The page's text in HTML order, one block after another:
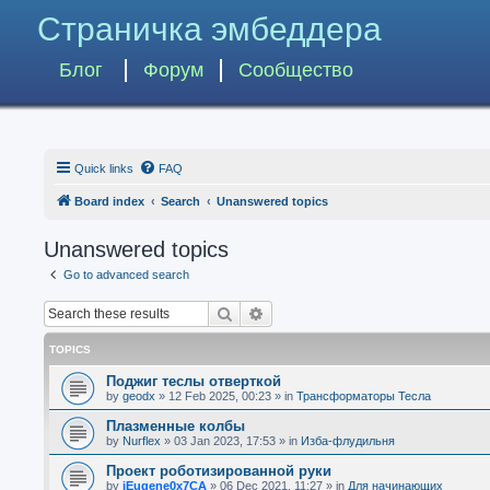
Страничка эмбеддера
Блог Форум Сообщество
Quick links FAQ
Board index Search Unanswered topics
Unanswered topics
Go to advanced search
Search
TOPICS
Поджиг теслы отверткой
by geodx » 12 Feb 2025, 00:23 » in Трансформаторы Тесла
Плазменные колбы
by Nurflex » 03 Jan 2023, 17:53 » in Изба-флудильня
Проект роботизированной руки
by iEugene0x7CA » 06 Dec 2021, 11:27 » in Для начинающих